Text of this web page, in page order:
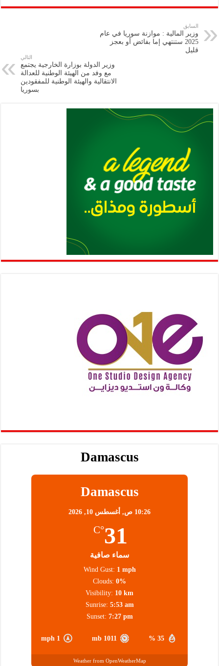
p
y
Li
n
eb
k
tt
nt
at
A
p
gr
ai
ar
السابق
وزير المالية : موازنة سوريا في عام
2025 ستنتهي إما بفائض أو بعجز
قليل
التالي
وزير الدولة بوزارة الخارجية يجتمع
مع وفد من الهيئة الوطنية للعدالة
الانتقالية والهيئة الوطنية للمفقودين
بسوريا
Damascus
Damascus
10:26 ص, أغسطس 10, 2026
31
°C
سماء صافية
35 %
1011 mb
1 mph
Wind Gust: 1 mph
Clouds: 0%
Visibility: 10 km
Sunrise: 5:53 am
Sunset: 7:27 pm
Weather from OpenWeatherMap